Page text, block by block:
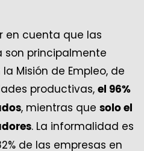
en cuenta que las
son principalmente
Misión de Empleo, de
productivas, el 96%
, mientras que solo el
. La informalidad es
de las empresas en